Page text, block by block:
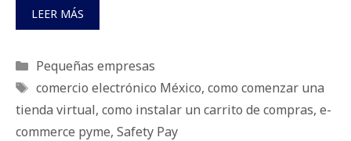
LEER MÁS
Categorías
Pequeñas empresas
Etiquetas
comercio electrónico México, como comenzar una
tienda virtual, como instalar un carrito de compras, e-
commerce pyme, Safety Pay